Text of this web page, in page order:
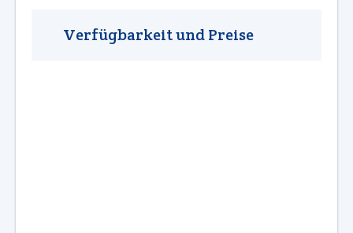
Verfügbarkeit und Preise